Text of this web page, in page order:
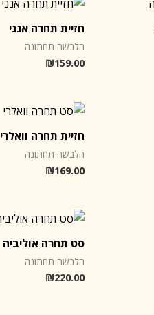
חזיית תחרה אנני
הלבשה תחתונה
₪159.00
חזיית תחרה וואלרי
הלבשה תחתונה
₪169.00
סט תחרה אוליביה
הלבשה תחתונה
₪220.00